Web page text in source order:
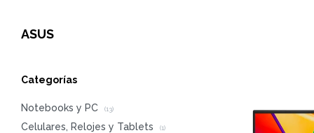
ASUS
Categorías
Notebooks y PC (13)
Celulares, Relojes y Tablets (1)